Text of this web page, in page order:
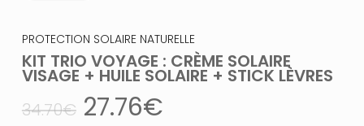
PROTECTION SOLAIRE NATURELLE
KIT TRIO VOYAGE : CRÈME SOLAIRE
VISAGE + HUILE SOLAIRE + STICK LÈVRES
34.70€ Le
27.76€Le